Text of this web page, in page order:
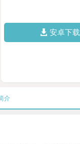
安卓下载
介